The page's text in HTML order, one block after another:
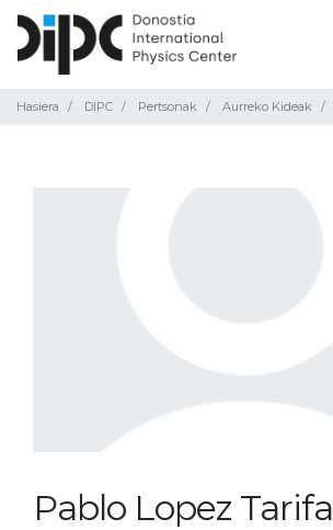
Hasiera DIPC Pertsonak Aurreko Kideak
Pablo Lopez Tarifa